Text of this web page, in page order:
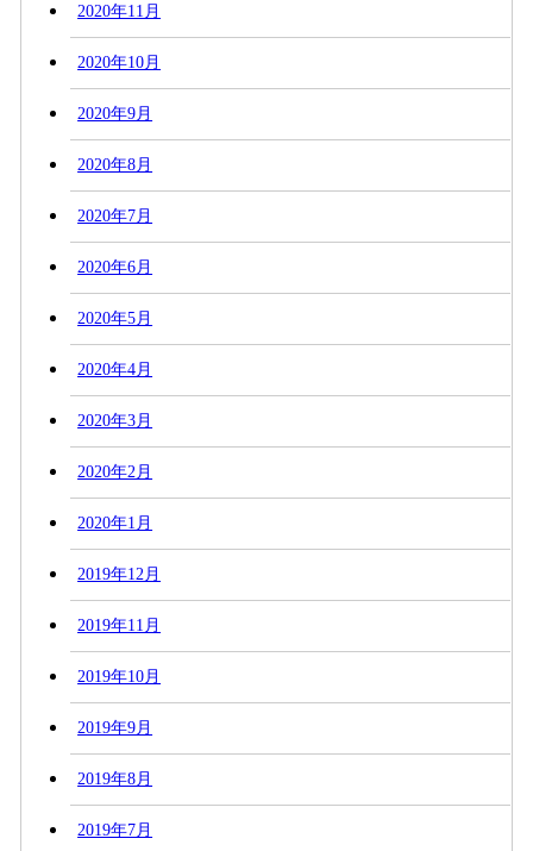
2020年11月
2020年10月
2020年9月
2020年8月
2020年7月
2020年6月
2020年5月
2020年4月
2020年3月
2020年2月
2020年1月
2019年12月
2019年11月
2019年10月
2019年9月
2019年8月
2019年7月